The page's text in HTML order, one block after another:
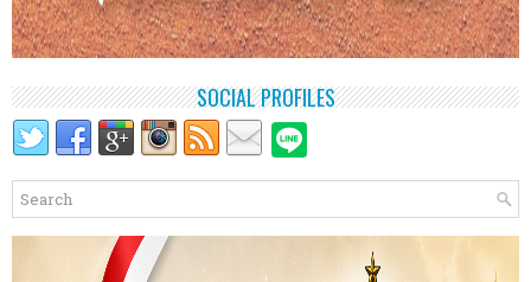
SOCIAL PROFILES